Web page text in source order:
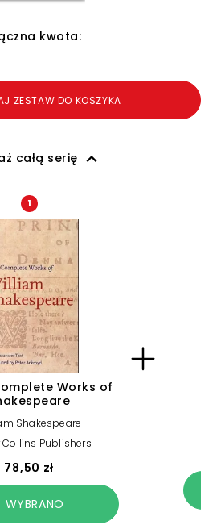
kwota:
ZESTAW DO KOSZYKA
całą serię
1
Works of
Shakespeare
Collins Publishers
78,50 zł
WYBRANO